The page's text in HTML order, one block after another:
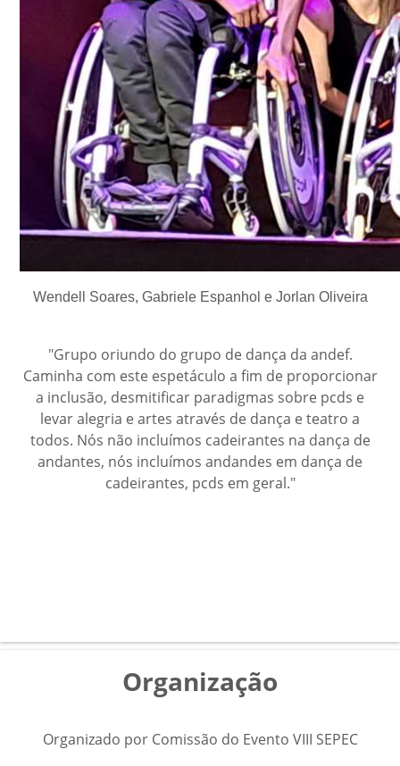
Wendell Soares, Gabriele Espanhol e Jorlan Oliveira
"Grupo oriundo do grupo de dança da andef.
Caminha com este espetáculo a fim de proporcionar
a inclusão, desmitificar paradigmas sobre pcds e
levar alegria e artes através de dança e teatro a
todos. Nós não incluímos cadeirantes na dança de
andantes, nós incluímos andandes em dança de
cadeirantes, pcds em geral."
Organização
Organizado por Comissão do Evento VIII SEPEC